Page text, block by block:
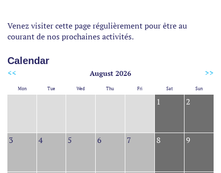
Venez visiter cette page régulièrement pour être au
courant de nos prochaines activités.
Calendar
<<
August 2026 >>
Mon Tue Wed Thu Fri Sat Sun
1 2
3 4 5 6 7 8 9